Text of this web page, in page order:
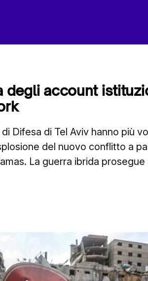
degli account
Difesa di Tel Aviv hanno più
del nuovo conflitto a
La guerra ibrida prosegue